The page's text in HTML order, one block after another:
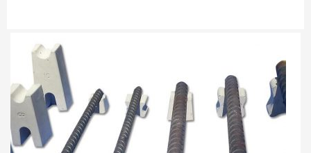
Báo
giá
con
kê
bê
tông
rẻ